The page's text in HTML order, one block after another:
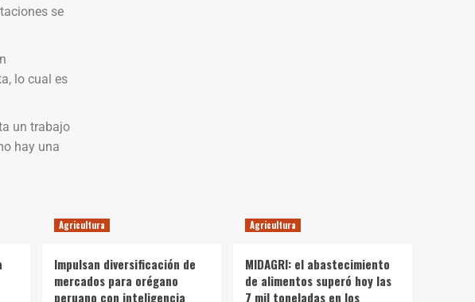
se
lo cual es
un trabajo
hay una
Agricultura
Impulsan diversificación de
mercados para orégano
peruano con inteligencia
Agricultura
MIDAGRI: el abastecimiento
de alimentos superó hoy las
7 mil toneladas en los